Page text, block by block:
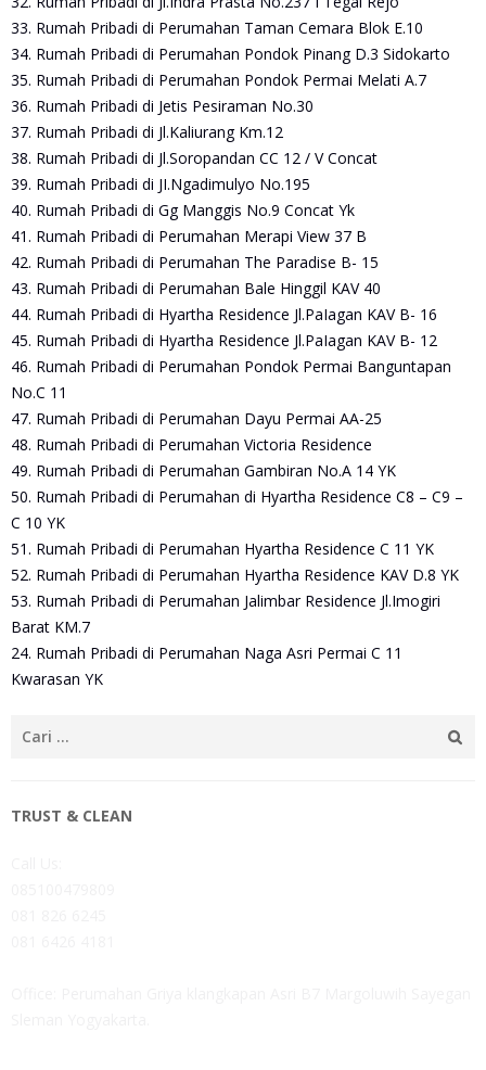
33. Rumah Pribadi di Perumahan Taman Cemara Blok E.10
34. Rumah Pribadi di Perumahan Pondok Pinang D.3 Sidokarto
35. Rumah Pribadi di Perumahan Pondok Permai Melati A.7
36. Rumah Pribadi di Jetis Pesiraman No.30
37. Rumah Pribadi di Jl.Kaliurang Km.12
38. Rumah Pribadi di Jl.Soropandan CC 12 / V Concat
39. Rumah Pribadi di JI.Ngadimulyo No.195
40. Rumah Pribadi di Gg Manggis No.9 Concat Yk
41. Rumah Pribadi di Perumahan Merapi View 37 B
42. Rumah Pribadi di Perumahan The Paradise B- 15
43. Rumah Pribadi di Perumahan Bale Hinggil KAV 40
44. Rumah Pribadi di Hyartha Residence Jl.PaIagan KAV B- 16
45. Rumah Pribadi di Hyartha Residence Jl.PaIagan KAV B- 12
46. Rumah Pribadi di Perumahan Pondok Permai Banguntapan
No.C 11
47. Rumah Pribadi di Perumahan Dayu Permai AA-25
48. Rumah Pribadi di Perumahan Victoria Residence
49. Rumah Pribadi di Perumahan Gambiran No.A 14 YK
50. Rumah Pribadi di Perumahan di Hyartha Residence C8 – C9 –
C 10 YK
51. Rumah Pribadi di Perumahan Hyartha Residence C 11 YK
52. Rumah Pribadi di Perumahan Hyartha Residence KAV D.8 YK
53. Rumah Pribadi di Perumahan Jalimbar Residence Jl.Imogiri
Barat KM.7
24. Rumah Pribadi di Perumahan Naga Asri Permai C 11
Kwarasan YK
Cari
TRUST & CLEAN